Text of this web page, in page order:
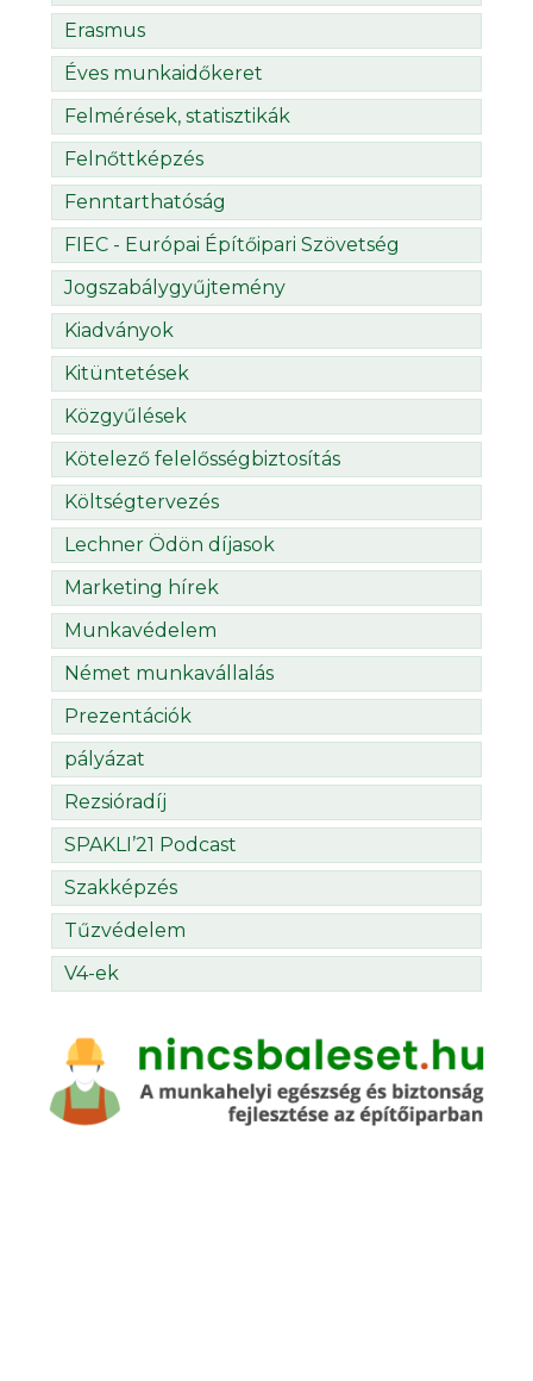
Erasmus
Éves munkaidőkeret
Felmérések, statisztikák
Felnőttképzés
Fenntarthatóság
FIEC - Európai Építőipari Szövetség
Jogszabálygyűjtemény
Kiadványok
Kitüntetések
Közgyűlések
Kötelező felelősségbiztosítás
Költségtervezés
Lechner Ödön díjasok
Marketing hírek
Munkavédelem
Német munkavállalás
Prezentációk
pályázat
Rezsióradíj
SPAKLI’21 Podcast
Szakképzés
Tűzvédelem
V4-ek